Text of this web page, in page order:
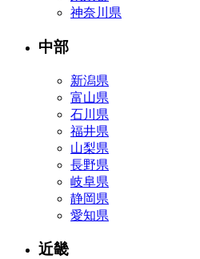
神奈川県
中部
新潟県
富山県
石川県
福井県
山梨県
長野県
岐阜県
静岡県
愛知県
近畿